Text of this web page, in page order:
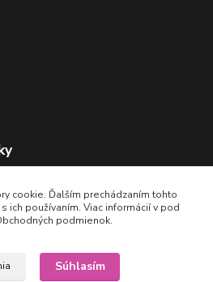
007
cookie. Ďalším prechádzaním tohto
ich používaním. Viac informácií v pod
podmienok.
Súhlasím